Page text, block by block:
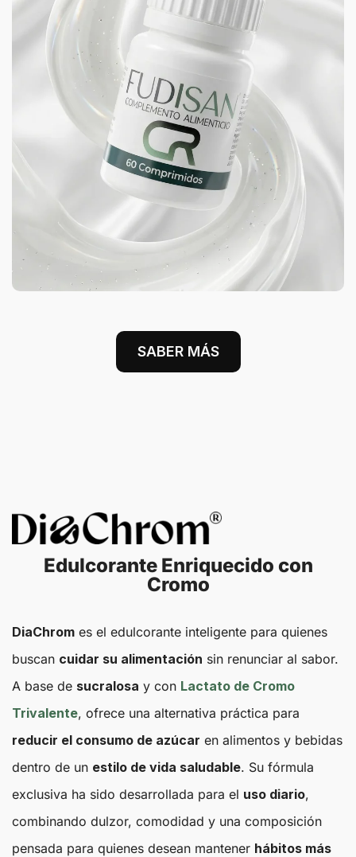
SABER MÁS
Edulcorante Enriquecido con
Cromo
DiaChrom es el edulcorante inteligente para quienes
buscan cuidar su alimentación sin renunciar al sabor.
A base de sucralosa y con Lactato de Cromo
Trivalente, ofrece una alternativa práctica para
reducir el consumo de azúcar en alimentos y bebidas
dentro de un estilo de vida saludable. Su fórmula
exclusiva ha sido desarrollada para el uso diario,
combinando dulzor, comodidad y una composición
pensada para quienes desean mantener hábitos más